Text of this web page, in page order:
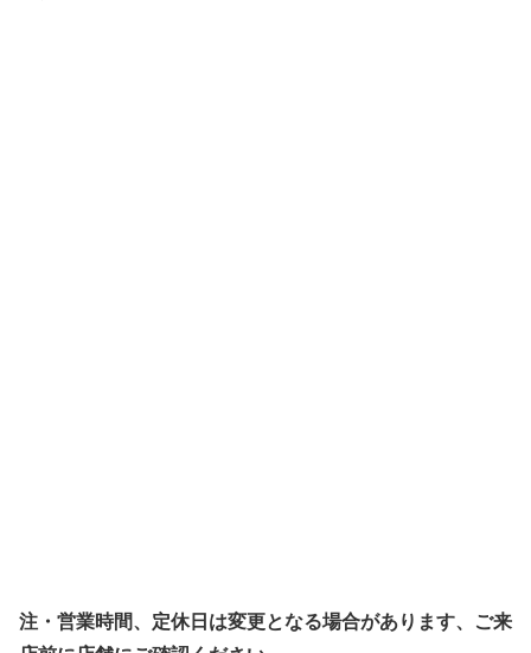
注・営業時間、定休日は変更となる場合があります、ご来